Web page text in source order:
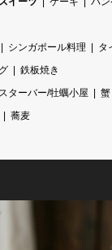
シンガポール料理
タ
鉄板焼き
ターバー/牡蠣小屋
蟹
蕎麦